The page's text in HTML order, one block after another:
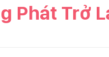
Phát Trở